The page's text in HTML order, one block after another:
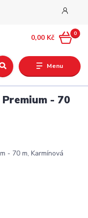
Menu
0
0,00 Kč
- 70